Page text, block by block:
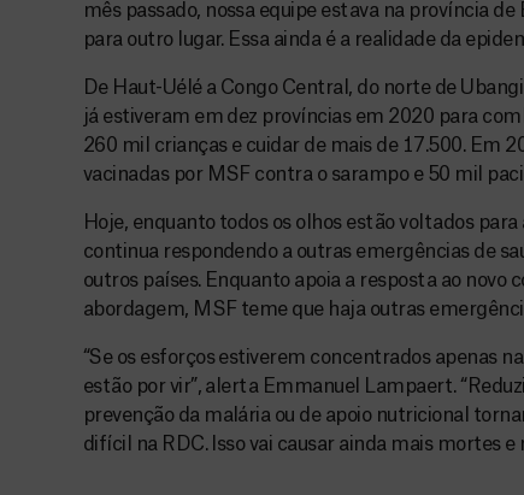
mês passado, nossa equipe estava na província
para outro lugar. Essa ainda é a realidade da
De Haut-Uélé a Congo Central, do norte de
já estiveram em dez províncias em 2020 para
260 mil crianças e cuidar de mais de 17.500. Em
vacinadas por MSF contra o sarampo e 50 mil
Hoje, enquanto todos os olhos estão voltados
continua respondendo a outras emergências de
outros países. Enquanto apoia a resposta ao novo
abordagem, MSF teme que haja outras
“Se os esforços estiverem concentrados apenas
estão por vir”, alerta Emmanuel Lampaert.
prevenção da malária ou de apoio nutricional
difícil na RDC. Isso vai causar ainda mais mortes e